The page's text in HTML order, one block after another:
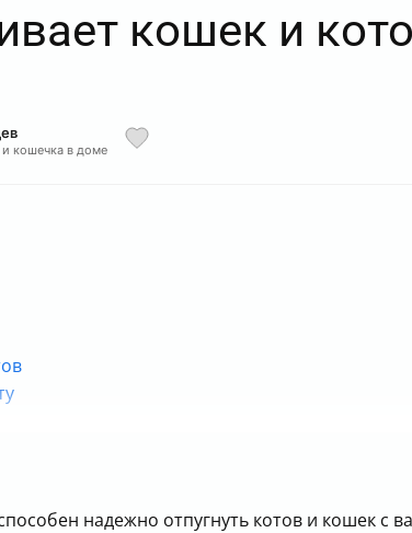
кошек и
кошечка в доме
надежно отпугнуть котов и кошек с